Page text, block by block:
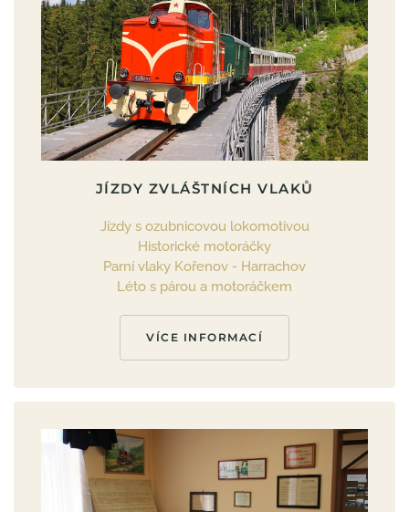
JÍZDY ZVLÁŠTNÍCH VLAKŮ
Jízdy s ozubnicovou lokomotivou
Historické motoráčky
Parní vlaky Kořenov - Harrachov
Léto s párou a motoráčkem
VÍCE INFORMACÍ